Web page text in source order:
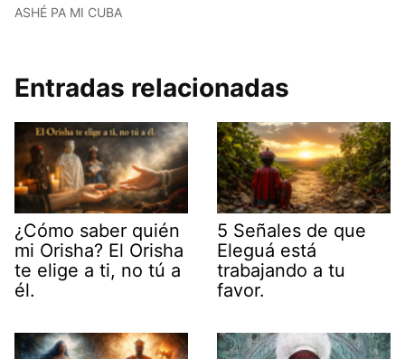
ASHÉ PA MI CUBA
Entradas relacionadas
¿Cómo saber quién
mi Orisha? El Orisha
te elige a ti, no tú a
él.
5 Señales de que
Eleguá está
trabajando a tu
favor.